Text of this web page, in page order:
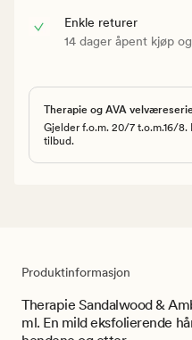
Enkle returer
14 dager åpent kjøp
Therapie og AVA
Gjelder f.o.m. 20/7 t.o.m.16/8.
tilbud.
Produktinformasjon
Therapie Sandalwood &
ml. En mild eksfolierende